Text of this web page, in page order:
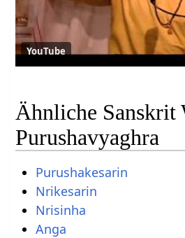
YouTube
Ähnliche Sanskrit
Purushavyaghra
Purushakesarin
Nrikesarin
Nrisinha
Anga